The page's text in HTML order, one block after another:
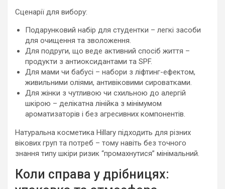
Сценарії для вибору:
Подарунковий набір для студентки – легкі засоби
для очищення та зволоження.
Для подруги, що веде активний спосіб життя –
продукти з антиоксидантами та SPF.
Для мами чи бабусі – набори з ліфтинг-ефектом,
живильними оліями, антивіковими сироватками.
Для жінки з чутливою чи схильною до алергій
шкірою – делікатна лінійка з мінімумом
ароматизаторів і без агресивних компонентів.
Натуральна косметика Hillary підходить для різних
вікових груп та потреб – тому навіть без точного
знання типу шкіри ризик “промахнутися” мінімальний.
Коли справа у дрібницях: